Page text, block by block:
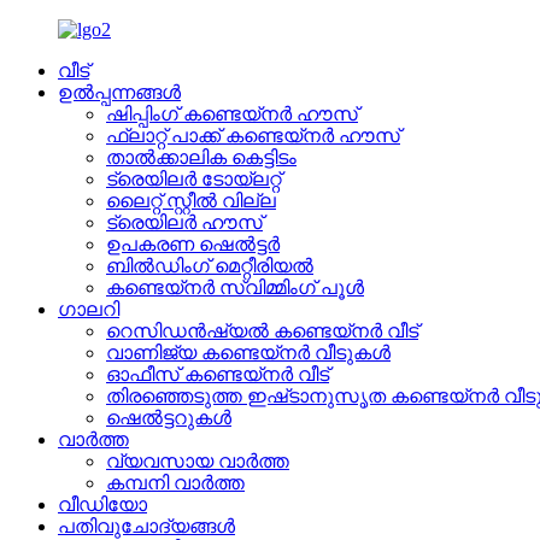
വീട്
ഉൽപ്പന്നങ്ങൾ
ഷിപ്പിംഗ് കണ്ടെയ്നർ ഹൗസ്
ഫ്ലാറ്റ് പാക്ക് കണ്ടെയ്നർ ഹൗസ്
താൽക്കാലിക കെട്ടിടം
ട്രെയിലർ ടോയ്ലറ്റ്
ലൈറ്റ് സ്റ്റീൽ വില്ല
ട്രെയിലർ ഹൗസ്
ഉപകരണ ഷെൽട്ടർ
ബിൽഡിംഗ് മെറ്റീരിയൽ
കണ്ടെയ്നർ സ്വിമ്മിംഗ് പൂൾ
ഗാലറി
റെസിഡൻഷ്യൽ കണ്ടെയ്നർ വീട്
വാണിജ്യ കണ്ടെയ്നർ വീടുകൾ
ഓഫീസ് കണ്ടെയ്നർ വീട്
തിരഞ്ഞെടുത്ത ഇഷ്‌ടാനുസൃത കണ്ടെയ്‌നർ
ഷെൽട്ടറുകൾ
വാർത്ത
വ്യവസായ വാർത്ത
കമ്പനി വാർത്ത
വീഡിയോ
പതിവുചോദ്യങ്ങൾ